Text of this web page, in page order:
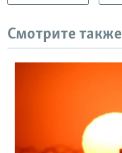
Смотрите также